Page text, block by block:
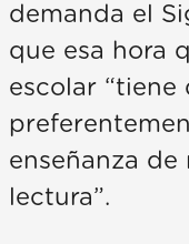
demanda el
que esa hora
escolar “tiene
enseñanza
lectura”.